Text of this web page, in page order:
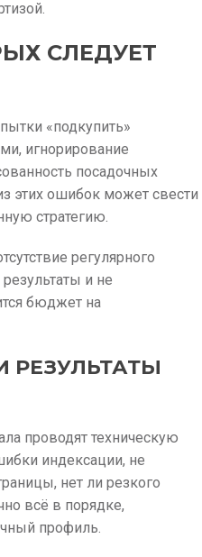
СЛЕДУЕТ
«подкупить»
игнорирование
посадочных
этих ошибок может свести
стратегию.
регулярного
и не
бюджет на
РЕЗУЛЬТАТЫ
проводят техническую
индексации, не
нет ли резкого
всё в порядке,
профиль.